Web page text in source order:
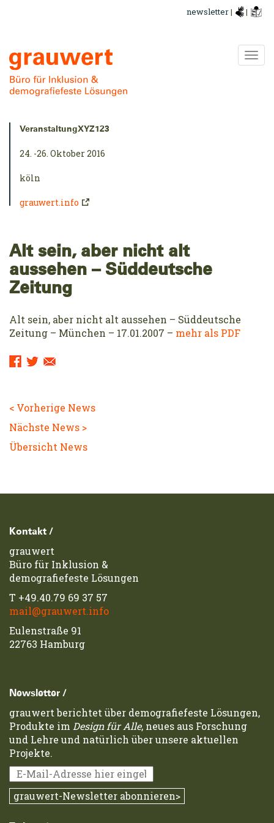
newsletter| |
Kurzinfo:
VeranstaltungXYZ123
24. -26. Oktober 2016
köln
grauwert.info
Alt sein, aber nicht alt
aussehen – Süddeutsche
Zeitung
Alt sein, aber nicht alt aussehen – Süddeutsche
Zeitung – München – 17.01.2007 – mehr als PDF
Sharing
< Vorherige News
Nächste News >
Übersicht News
Footerzeile
Kontakt /
grauwert
Büro für Inklusion &
demografiefeste Lösungen
T +49.40.79 69 37 57
mail@grauwert.info
Eulenstraße 91
22763 Hamburg
Newsletter /
grauwert berichtet über demografiefeste Lösungen,
Produkte im Design für Alle, neues aus Forschung
und Lehre und natürlich über unsere aktuellen
Projekte.